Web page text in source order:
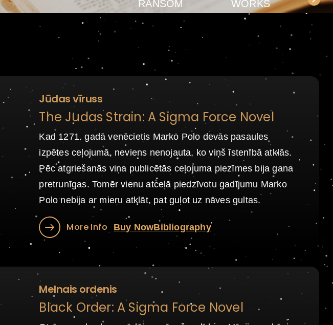
RANSOM
WORKS
Jūdas vīruss
The Judas Strain: A Sigma Force Novel
Kad 1271. gadā venēcietis Marko Polo devās pasaules
izpētes ceļojumā, neviens nenojauta, ko viņš īstenībā atklās.
Pēc atgriešanās viņa publicētās ceļojuma piezīmes bija gana
pretrunīgas. Tomēr vienu atceļā piedzīvotu gadījumu Marko
Polo nebija ar mieru atklāt, pat guļot uz nāves gultas.
More Info Buy NowBibliography
Melnais ordenis
Black Order: A Sigma Force Novel